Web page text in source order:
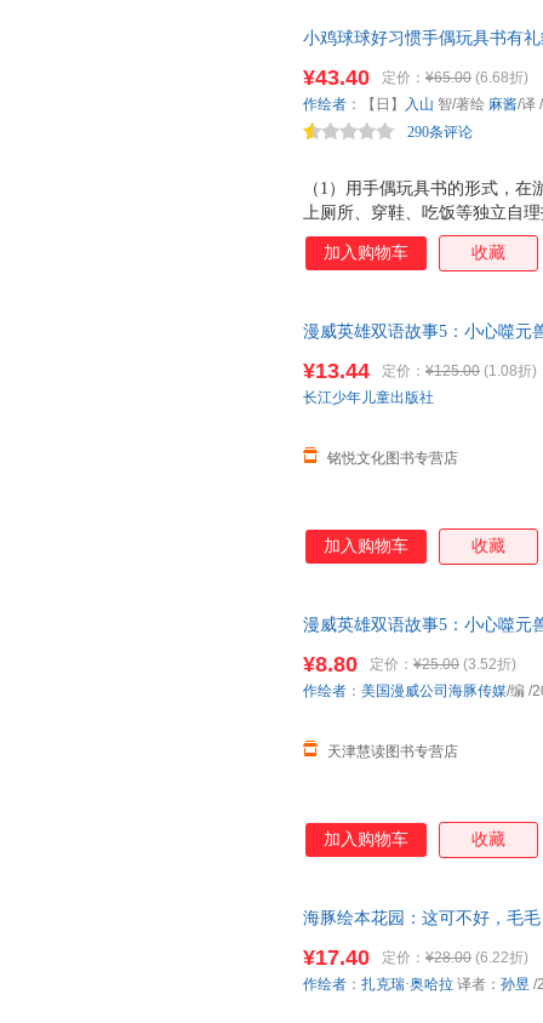
小鸡球球好习惯手偶玩具书有
荐“小鸡球球”的手偶小剧场来
和及时表扬，帮孩子习得8大基
品)
（1）用手偶玩具书的形式，
上厕所、穿鞋、吃饭等独立自
教、唠叨更有效。 （2）小剧
更愿意自主自发地学习和配合
貌待人的好品质。 （4）适合3
¥43.40 定价： ¥65.00 (6.68折)
290条评论
作绘者 ：【日】 入山 智/著绘 麻酱/译
加入购物车 收藏
漫威英雄双语故事5：小心噬元
¥13.44 定价： ¥125.00 (1.08折)
铭悦文化图书专营店
长江少年儿童出版社
加入购物车 收藏
漫威英雄双语故事5：小心噬元
¥8.80 定价： ¥25.00 (3.52折)
天津慧读图书专营店
作绘者 ： 美国漫威公司海豚传媒/编 /
加入购物车 收藏
海豚绘本花园：这可不好，毛
¥17.40 定价： ¥28.00 (6.22折)
作绘者 ： 扎克瑞·奥哈拉 译者： 孙昱 /